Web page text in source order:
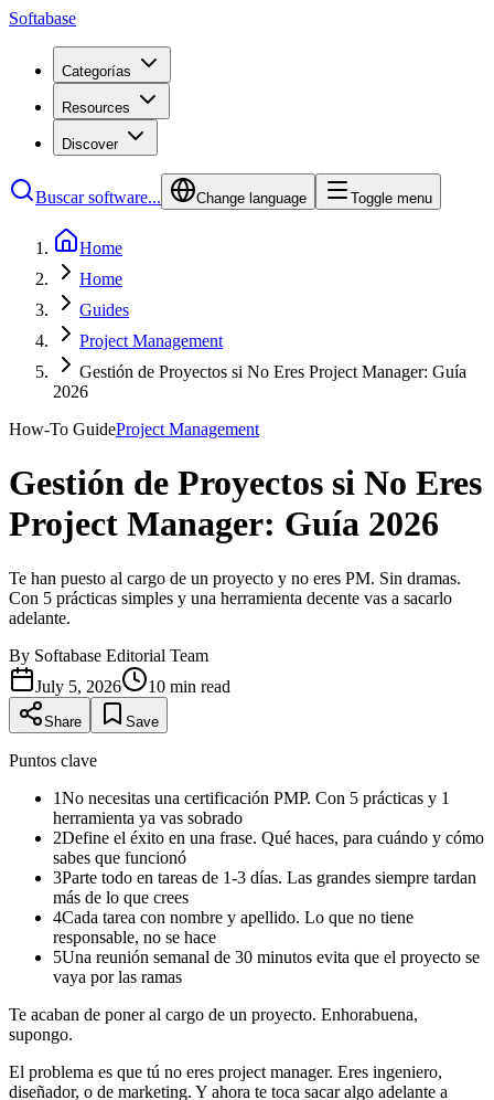
Softabase
Categorías
Resources
Discover
Buscar software... Change language Toggle menu
Home
Home
Guides
Project Management
Gestión de Proyectos si No Eres Project Manager: Guía
2026
How-To GuideProject Management
Gestión de Proyectos si No Eres
Project Manager: Guía 2026
Te han puesto al cargo de un proyecto y no eres PM. Sin dramas.
Con 5 prácticas simples y una herramienta decente vas a sacarlo
adelante.
By Softabase Editorial Team
July 5, 2026
10 min read
Share Save
Puntos clave
1No necesitas una certificación PMP. Con 5 prácticas y 1
herramienta ya vas sobrado
2Define el éxito en una frase. Qué haces, para cuándo y cómo
sabes que funcionó
3Parte todo en tareas de 1-3 días. Las grandes siempre tardan
más de lo que crees
4Cada tarea con nombre y apellido. Lo que no tiene
responsable, no se hace
5Una reunión semanal de 30 minutos evita que el proyecto se
vaya por las ramas
Te acaban de poner al cargo de un proyecto. Enhorabuena,
supongo.
El problema es que tú no eres project manager. Eres ingeniero,
diseñador, o de marketing. Y ahora te toca sacar algo adelante a